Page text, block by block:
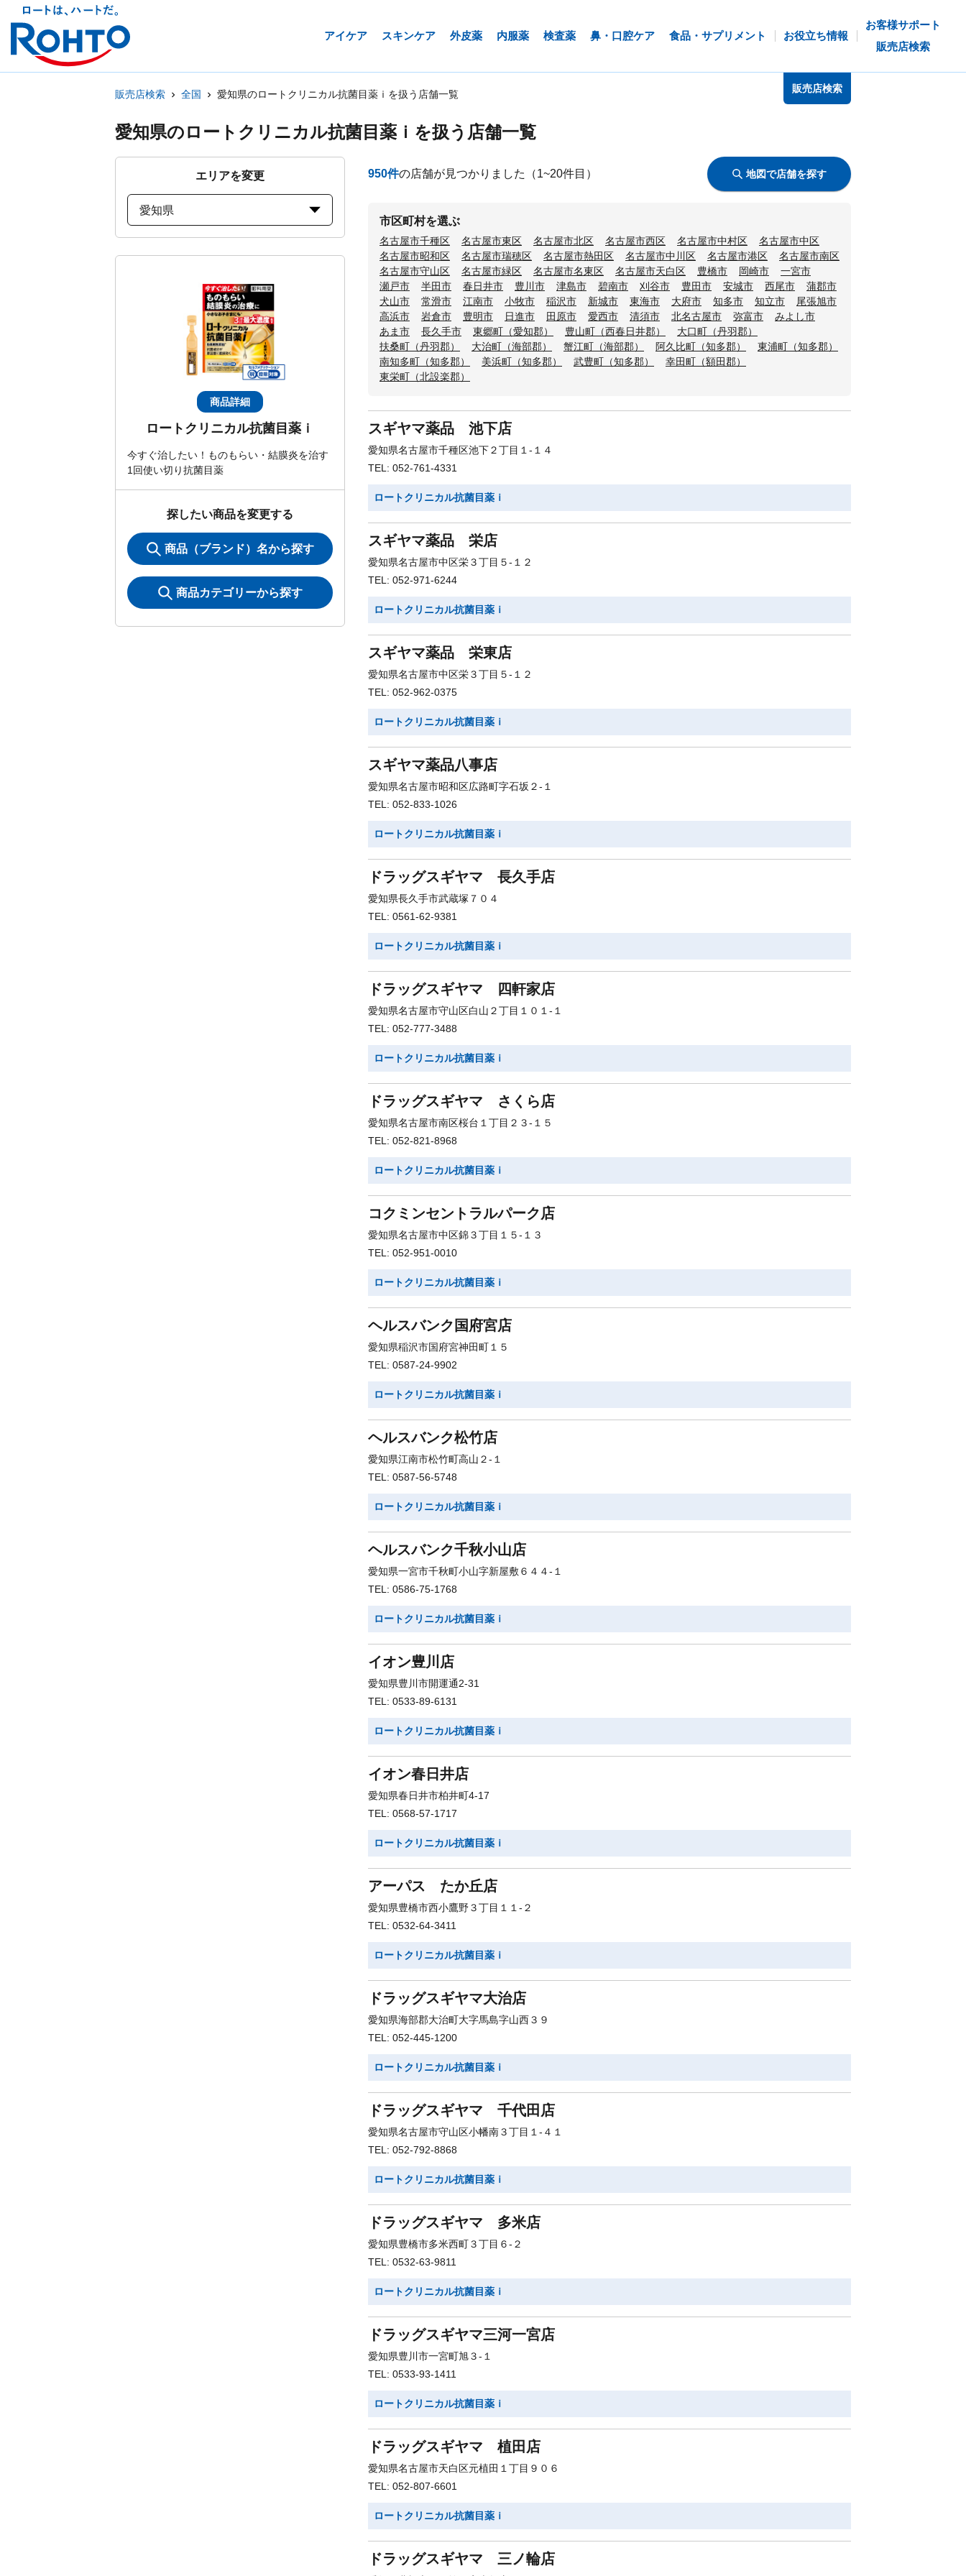
アイケア スキンケア 外皮薬 内服薬 検査薬 鼻・口腔ケア 食品・サプリメント お役立ち情報
お客様サポート
販売店検索
販売店検索 全国 愛知県のロートクリニカル抗菌目薬ｉを扱う店舗一覧 販売店検索
愛知県のロートクリニカル抗菌目薬ｉを扱う店舗一覧
エリアを変更
愛知県
商品詳細
ロートクリニカル抗菌目薬ｉ
今すぐ治したい！ものもらい・結膜炎を治す
1回使い切り抗菌目薬
探したい商品を変更する
商品（ブランド）名から探す
商品カテゴリーから探す
950件の店舗が見つかりました （1~20件目） 地図で店舗を探す
市区町村を選ぶ
名古屋市千種区 名古屋市東区 名古屋市北区 名古屋市西区 名古屋市中村区
名古屋市中区
名古屋市昭和区
名古屋市瑞穂区 名古屋市熱田区 名古屋市中川区 名古屋市港区
名古屋市南区
名古屋市守山区
名古屋市緑区 名古屋市名東区 名古屋市天白区 豊橋市 岡崎市
一宮市
瀬戸市
半田市 春日井市 豊川市 津島市 碧南市 刈谷市 豊田市 安城市 西尾市
蒲郡市
犬山市
常滑市 江南市 小牧市 稲沢市 新城市 東海市 大府市 知多市 知立市
尾張旭市
高浜市
岩倉市 豊明市 日進市 田原市 愛西市 清須市 北名古屋市 弥富市
みよし市
あま市
長久手市 東郷町（愛知郡） 豊山町（西春日井郡）
大口町（丹羽郡）
扶桑町（丹羽郡）
大治町（海部郡） 蟹江町（海部郡） 阿久比町（知多郡）
東浦町（知多郡）
南知多町（知多郡）
美浜町（知多郡） 武豊町（知多郡）
幸田町（額田郡）
東栄町（北設楽郡）
スギヤマ薬品 池下店
愛知県名古屋市千種区池下２丁目１-１４
TEL: 052-761-4331
ロートクリニカル抗菌目薬ｉ
スギヤマ薬品 栄店
愛知県名古屋市中区栄３丁目５-１２
TEL: 052-971-6244
ロートクリニカル抗菌目薬ｉ
スギヤマ薬品 栄東店
愛知県名古屋市中区栄３丁目５-１２
TEL: 052-962-0375
ロートクリニカル抗菌目薬ｉ
スギヤマ薬品八事店
愛知県名古屋市昭和区広路町字石坂２-１
TEL: 052-833-1026
ロートクリニカル抗菌目薬ｉ
ドラッグスギヤマ 長久手店
愛知県長久手市武蔵塚７０４
TEL: 0561-62-9381
ロートクリニカル抗菌目薬ｉ
ドラッグスギヤマ 四軒家店
愛知県名古屋市守山区白山２丁目１０１-１
TEL: 052-777-3488
ロートクリニカル抗菌目薬ｉ
ドラッグスギヤマ さくら店
愛知県名古屋市南区桜台１丁目２３-１５
TEL: 052-821-8968
ロートクリニカル抗菌目薬ｉ
コクミンセントラルパーク店
愛知県名古屋市中区錦３丁目１５-１３
TEL: 052-951-0010
ロートクリニカル抗菌目薬ｉ
ヘルスバンク国府宮店
愛知県稲沢市国府宮神田町１５
TEL: 0587-24-9902
ロートクリニカル抗菌目薬ｉ
ヘルスバンク松竹店
愛知県江南市松竹町高山２-１
TEL: 0587-56-5748
ロートクリニカル抗菌目薬ｉ
ヘルスバンク千秋小山店
愛知県一宮市千秋町小山字新屋敷６４４-１
TEL: 0586-75-1768
ロートクリニカル抗菌目薬ｉ
イオン豊川店
愛知県豊川市開運通2-31
TEL: 0533-89-6131
ロートクリニカル抗菌目薬ｉ
イオン春日井店
愛知県春日井市柏井町4-17
TEL: 0568-57-1717
ロートクリニカル抗菌目薬ｉ
アーパス たか丘店
愛知県豊橋市西小鷹野３丁目１１-２
TEL: 0532-64-3411
ロートクリニカル抗菌目薬ｉ
ドラッグスギヤマ大治店
愛知県海部郡大治町大字馬島字山西３９
TEL: 052-445-1200
ロートクリニカル抗菌目薬ｉ
ドラッグスギヤマ 千代田店
愛知県名古屋市守山区小幡南３丁目１-４１
TEL: 052-792-8868
ロートクリニカル抗菌目薬ｉ
ドラッグスギヤマ 多米店
愛知県豊橋市多米西町３丁目６-２
TEL: 0532-63-9811
ロートクリニカル抗菌目薬ｉ
ドラッグスギヤマ三河一宮店
愛知県豊川市一宮町旭３-１
TEL: 0533-93-1411
ロートクリニカル抗菌目薬ｉ
ドラッグスギヤマ 植田店
愛知県名古屋市天白区元植田１丁目９０６
TEL: 052-807-6601
ロートクリニカル抗菌目薬ｉ
ドラッグスギヤマ 三ノ輪店